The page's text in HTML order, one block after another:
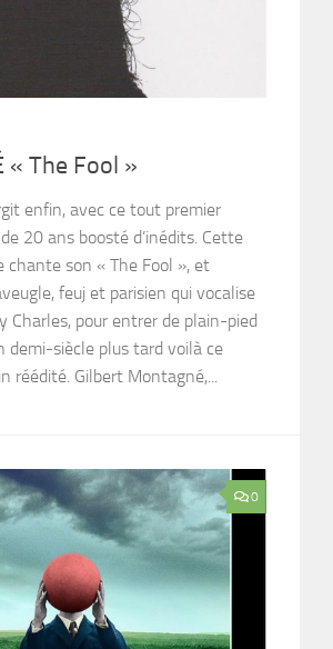
« The Fool »
enfin, avec ce tout premier
20 ans boosté d’inédits. Cette
son « The Fool », et
feuj et parisien qui vocalise
Charles, pour entrer de plain-pied
demi-siècle plus tard voilà ce
réédité. Gilbert Montagné,...
0